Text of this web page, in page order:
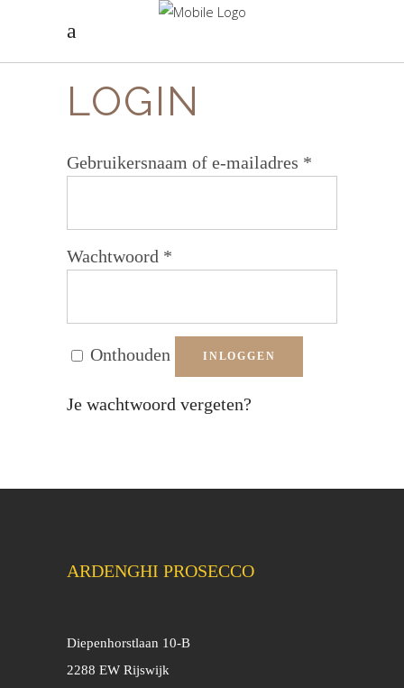
LOGIN
Gebruikersnaam of e-mailadres *
Wachtwoord *
Onthouden INLOGGEN
Je wachtwoord vergeten?
ARDENGHI PROSECCO
Diepenhorstlaan 10-B
2288 EW Rijswijk